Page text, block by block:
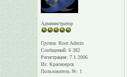
Администратор
Группа: Root Admin
Сообщений: 6 382
Регистрация: 7.1.2006
Из: Красноярск
Пользователь №: 1